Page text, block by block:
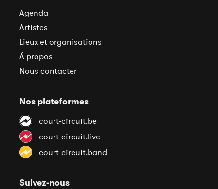
Agenda
Artistes
Lieux et organisations
À propos
Nous contacter
Nos plateformes
court-circuit.be
court-circuit.live
court-circuit.band
Suivez-nous